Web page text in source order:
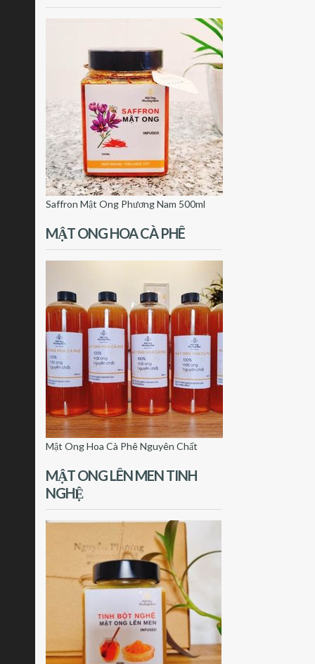
Saffron Mật Ong Phương Nam 500ml
MẬT ONG HOA CÀ PHÊ
Mật Ong Hoa Cà Phê Nguyên Chất
MẬT ONG LÊN MEN TINH
NGHỆ